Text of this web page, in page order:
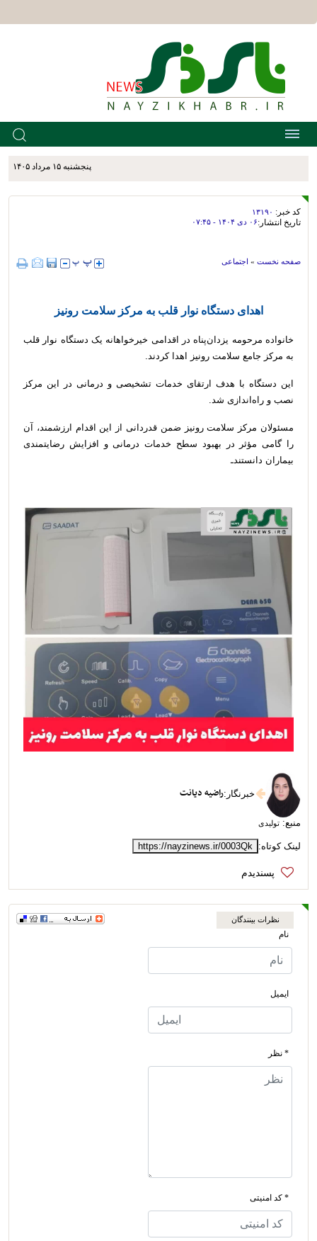
پنجشنبه ۱۵ مرداد ۱۴۰۵
کد خبر: ۱۳۱۹۰
تاریخ انتشار:۰۶ دی ۱۴۰۴ - ۰۷:۴۵
صفحه نخست » اجتماعی
اهدای دستگاه نوار قلب به مرکز سلامت رونیز
خانواده مرحومه یزدان‌پناه در اقدامی خیرخواهانه یک دستگاه نوار قلب
به مرکز جامع سلامت رونیز اهدا کردند.
این دستگاه با هدف ارتقای خدمات تشخیصی و درمانی در این مرکز
نصب و راه‌اندازی شد.
مسئولان مرکز سلامت رونیز ضمن قدردانی از این اقدام ارزشمند، آن
را گامی مؤثر در بهبود سطح خدمات درمانی و افزایش رضایتمندی
بیماران دانستندـ
خبرنگار :راضیه دیانت
منبع: تولیدی
لینک کوتاه: https://nayzinews.ir/0003Qk
نظرات بینندگان
نام
ایمیل
* نظر
* کد امنیتی